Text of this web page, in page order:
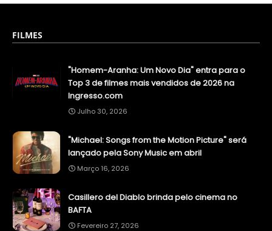
FILMES
"Homem-Aranha: Um Novo Dia" entra para o
Top 3 de filmes mais vendidos de 2026 na
Ingresso.com
Julho 30, 2026
"Michael: Songs from the Motion Picture" será
lançado pela Sony Music em abril
Março 16, 2026
Casillero del Diablo brinda pelo cinema no
BAFTA
Fevereiro 27, 2026